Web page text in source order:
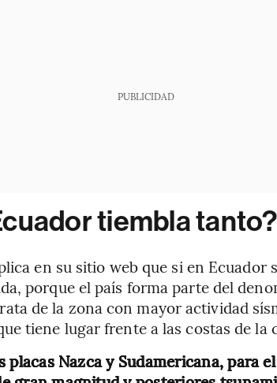
PUBLICIDAD
tiembla tanto?
en su sitio web que si en Ecuador
porque el país forma parte del
de la zona con mayor actividad
tiene lugar frente a las costas de la
placas Nazca y Sudamericana, para